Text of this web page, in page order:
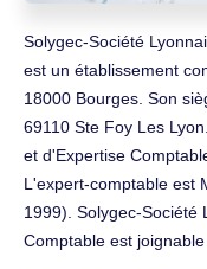
Solygec-Société
est un établissement
18000 Bourges. Son
69110 Ste Foy Les
et d'Expertise
L'expert-comptable est
1999). Solygec-Société
Comptable est